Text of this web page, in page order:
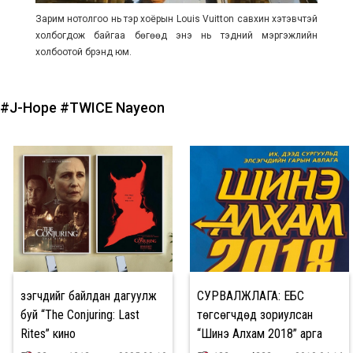
Зарим нотолгоо нь тэр хоёрын Louis Vuitton савхин хэтэвчтэй
холбогдож байгаа бөгөөд энэ нь тэдний мэргэжлийн
холбоотой брэнд юм.
#J-Hope #TWICE Nayeon
Үзэгчдийг байлдан дагуулж
буй “The Conjuring: Last
Rites” кино
СУРВАЛЖЛАГА: ЕБС
төгсөгчдөд зориулсан
“Шинэ Алхам 2018” арга